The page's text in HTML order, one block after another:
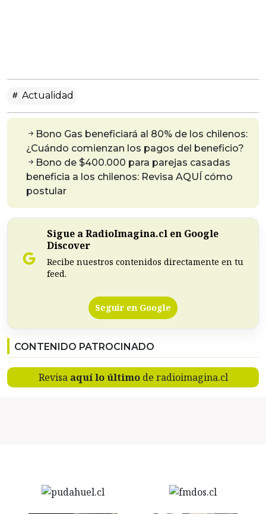
Actualidad
Bono Gas beneficiará al 80% de los chilenos:
¿Cuándo comienzan los pagos del beneficio?
Bono de $400.000 para parejas casadas
beneficia a los chilenos: Revisa AQUÍ cómo
postular
Sigue a RadioImagina.cl en Google
Discover
Recibe nuestros contenidos directamente en tu
feed.
Seguir en Google
CONTENIDO PATROCINADO
Revisa aquí lo últimode radioimagina.cl